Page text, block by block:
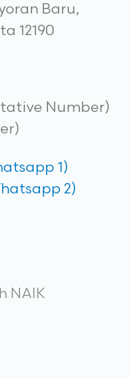
Baru,
12190
Number)
1)
2)
NAIK